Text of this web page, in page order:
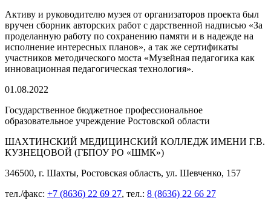
Активу и руководителю музея от организаторов проекта был
вручен сборник авторских работ с дарственной надписью «За
проделанную работу по сохранению памяти и в надежде на
исполнение интересных планов», а так же сертификаты
участников методического моста «Музейная педагогика как
инновационная педагогическая технология».
01.08.2022
Государственное бюджетное профессиональное
образовательное учреждение Ростовской области
ШАХТИНСКИЙ МЕДИЦИНСКИЙ КОЛЛЕДЖ ИМЕНИ Г.В.
КУЗНЕЦОВОЙ (ГБПОУ РО «ШМК»)
346500, г. Шахты, Ростовская область, ул. Шевченко, 157
тел./факс: +7 (8636) 22 69 27, тел.: 8 (8636) 22 66 27